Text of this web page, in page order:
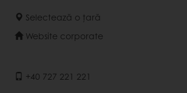
Selectează o țară
Website corporate
+40 727 221 221